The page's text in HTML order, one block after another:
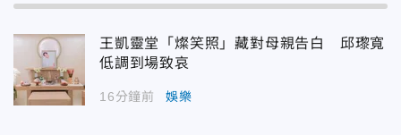
王凱靈堂「燦笑照」藏對母親告白 邱瓈寬
低調到場致哀
16分鐘前 娛樂